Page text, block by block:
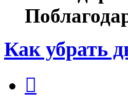
Как убрать